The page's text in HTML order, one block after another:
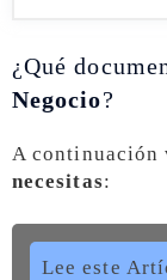
¿Qué
Negocio?
A continuación
necesitas:
Lee este